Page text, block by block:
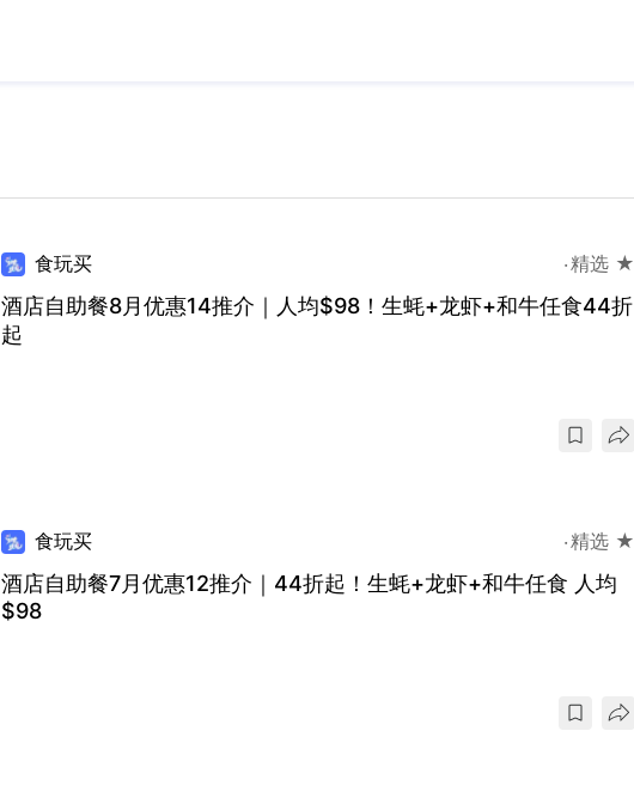
食玩买 精选 ★
酒店自助餐8月优惠14推介｜人均$98！生蚝+龙虾+和牛任食44折
起
食玩买 精选 ★
酒店自助餐7月优惠12推介｜44折起！生蚝+龙虾+和牛任食 人均
$98